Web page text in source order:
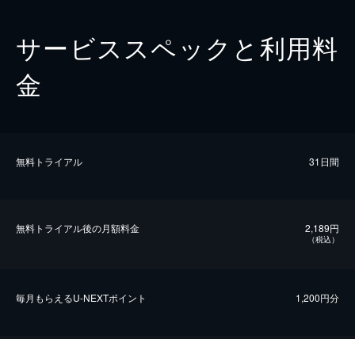
サービススペックと利用料
金
無料トライアル 31日間
無料トライアル後の⽉額料金 2,189円
（税込）
毎⽉もらえるU-NEXTポイント 1,200円分